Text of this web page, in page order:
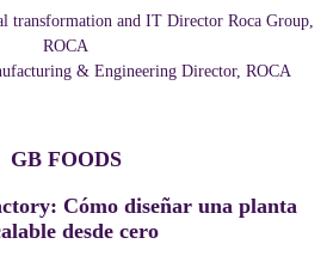
transformation and IT Director Roca Group,
ROCA
& Engineering Director, ROCA
GB FOODS
Cómo diseñar una planta
desde cero